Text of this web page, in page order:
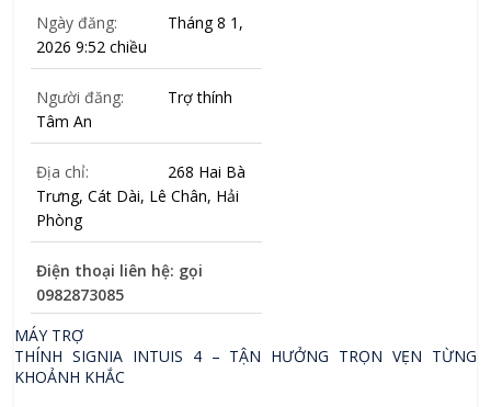
Ngày đăng:
Tháng 8 1,
2026 9:52 chiều
Người đăng:
Trợ thính
Tâm An
Địa chỉ:
268 Hai Bà
Trưng, Cát Dài, Lê Chân, Hải
Phòng
Điện thoại liên hệ: gọi
0982873085
MÁY TRỢ
THÍNH SIGNIA INTUIS 4 – TẬN HƯỞNG TRỌN VẸN TỪNG
KHOẢNH KHẮC